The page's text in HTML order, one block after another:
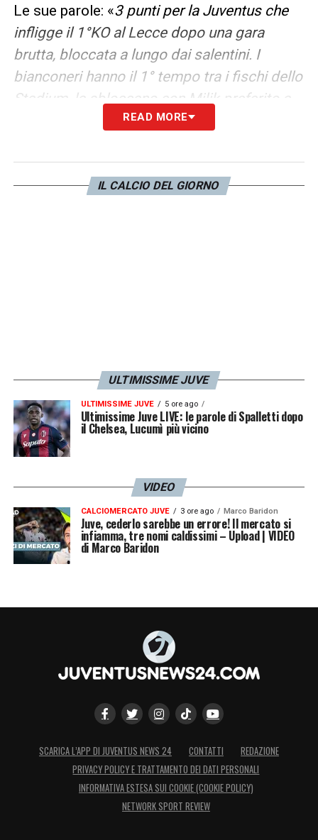
Le sue parole: «3 punti per la Juventus che
infligge il 1°KO al Lecce dopo una gara
brutta, bloccata a lungo dai salentini. I
bianconeri hanno il 1° tempo tra i fischi dello
Stadium, la sbloccano con Milik preferito a
Vlahovic.Nel finale ospiti in 10 per un rosso
LA PLAYLIST DELLE NOSTRE TOP NEWS
READ MORE
IL CALCIO DEL GIORNO
ULTIMISSIME JUVE
ULTIMISSIME JUVE 5 ore ago
Ultimissime Juve LIVE: le parole di Spalletti dopo
il Chelsea, Lucumì più vicino
VIDEO
CALCIOMERCATO JUVE 3 ore ago Marco Baridon
Juve, cederlo sarebbe un errore! Il mercato si
infiamma, tre nomi caldissimi – Upload | VIDEO
di Marco Baridon
SCARICA L’APP DI JUVENTUS NEWS 24 CONTATTI
REDAZIONE
PRIVACY POLICY E TRATTAMENTO DEI DATI PERSONALI
INFORMATIVA ESTESA SUI COOKIE (COOKIE POLICY)
NETWORK SPORT REVIEW